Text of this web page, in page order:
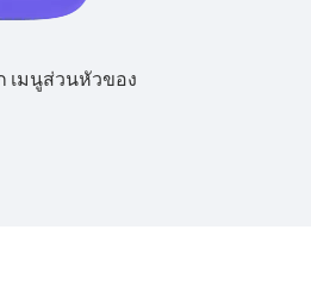
เมนูส่วนหัวของ